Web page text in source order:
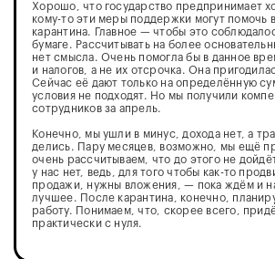
Хорошо, что государство предпринимает
кому-то эти меры поддержки могут помочь
карантина. Главное — чтобы это
бумаге. Рассчитывать на более
нет смысла. Очень помогла бы в данное
и налогов, а не их отсрочка. Она
Сейчас её дают только на определённую
условия не подходят. Но мы получили
сотрудников за апрель.
Конечно, мы ушли в минус, дохода нет, а
делись. Пару месяцев, возможно, мы ещё
очень рассчитываем, что до этого не
у нас нет, ведь, для того чтобы как-то
продажи, нужны вложения, — пока ждём и
лучшее. После карантина, конечно,
работу. Понимаем, что, скорее всего,
практически с нуля.